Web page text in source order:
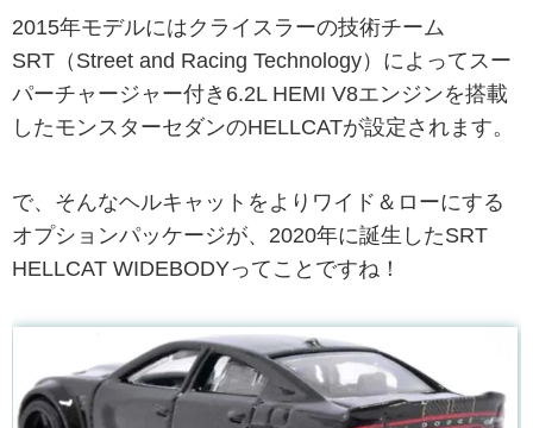
2015年モデルにはクライスラーの技術チーム
SRT（Street and Racing Technology）によってスー
パーチャージャー付き6.2L HEMI V8エンジンを搭載
したモンスターセダンのHELLCATが設定されます。
で、そんなヘルキャットをよりワイド＆ローにする
オプションパッケージが、2020年に誕生したSRT
HELLCAT WIDEBODYってことですね！